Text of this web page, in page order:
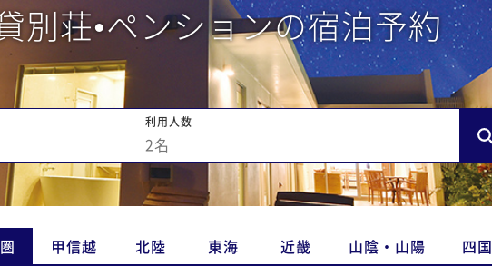
別荘•ペンションの宿泊予約
利用人数
2名
甲信越 北陸 東海 近畿 山陰・山陽 四国